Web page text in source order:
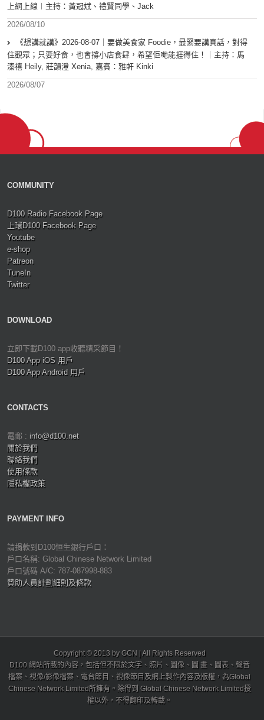
上綱上線︱主持：黃冠斌、禮賢同學、Jack
2026/08/10
《想講就講》2026-08-07｜要做美食家 Foodie，最緊要講真話，對得
住觀眾；只要好食，也會撐小店食肆，希望佢哋能捱得住！｜主持：馬
溱禧 Heily, 莊韻澄 Xenia, 嘉賓：雅軒 Kinki
2026/08/07
COMMUNITY
D100 Radio Facebook Page
上環D100 Facebook Page
Youtube
e-shop
Patreon
TuneIn
Twitter
DOWNLOAD
立即下載D100 app收聽精采節目！
D100 App iOS 用戶
D100 App Android 用戶
CONTACTS
電郵 : info@d100.net
關於我們
聯絡我們
使用條款
隱私權政策
PAYMENT INFO
請捐款到D100恒生銀行戶口：
戶口名稱: Global Chinese Network Limited
戶口號碼 A/C: 787-087998-883
贊助人員計劃細則及條款
Copyright © 2013 by GCN | All Rights Reserved
D100 網站所載的內容，包括但不限於文字、照片、圖像、圖 畫、圖表、聲音
檔案、視像/影像檔案、電台節目、視像節目及網上製作內容及版權，為Global
Chinese Network Limited所擁有。除得到 Global Chinese Network Limited授
權以外，不得翻印及轉載。